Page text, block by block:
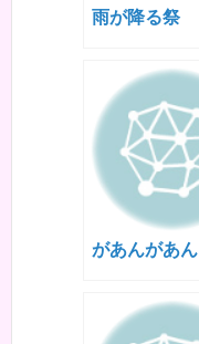
雨が降る祭
があんがあん